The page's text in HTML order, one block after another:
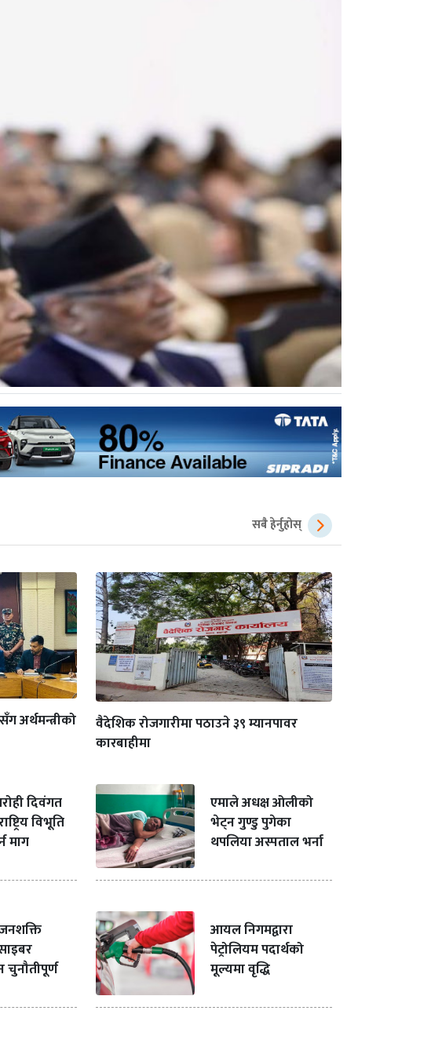
सबै हेर्नुहोस्
अर्थमन्त्रीको
वैदेशिक रोजगारीमा पठाउने ३९ म्यानपावर
कारबाहीमा
दिवंगत
विभूति
माग
एमाले अधक्ष ओलीको
भेट्न गुण्डु पुगेका
थपलिया अस्पताल भर्ना
आयल निगमद्वारा
पेट्रोलियम पदार्थको
मूल्यमा वृद्धि